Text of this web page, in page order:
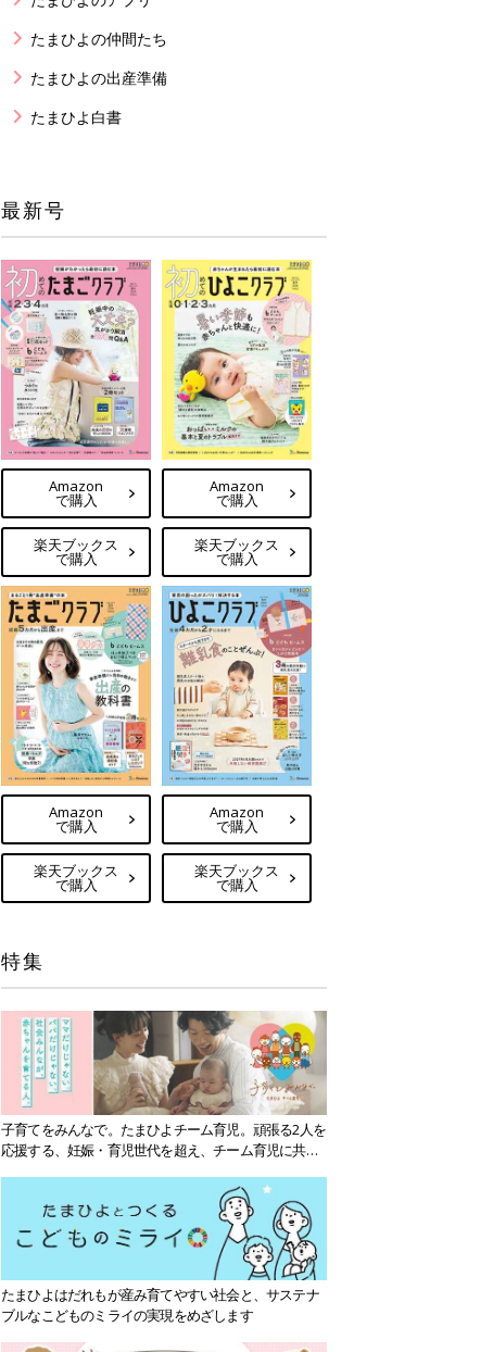
たまひよの仲間たち
たまひよの出産準備
たまひよ白書
最新号
Amazon
で購入
楽天ブックス
で購入
Amazon
で購入
楽天ブックス
で購入
Amazon
で購入
楽天ブックス
で購入
Amazon
で購入
楽天ブックス
で購入
特集
子育てをみんなで。たまひよチーム育児。頑張る2人を
応援する、妊娠・育児世代を超え、チーム育児に共感
たまひよはだれもが産み育てやすい社会と、サステナ
ブルなこどものミライの実現をめざします